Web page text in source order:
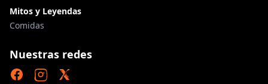
Mitos y Leyendas
Comidas
Nuestras redes